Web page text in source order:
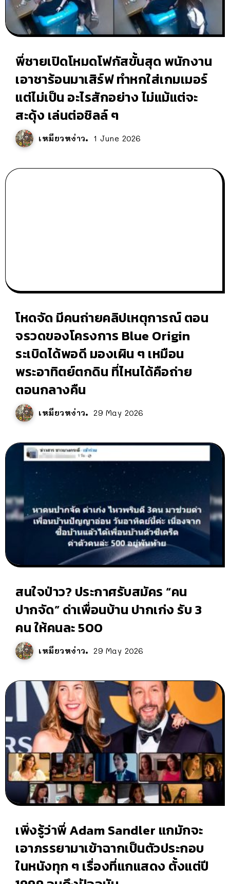
พี่ชายเปิดโหมดโฟกัสขั้นสุด พนักงาน
เอาชาร้อนมาเสิร์ฟ ทำหกใส่เกมเมอร์
แต่ไม่เป็น อะไรสักอย่าง ไม่แม้แต่จะ
สะดุ้ง เล่นต่อชิลล์ ๆ
เหมียวหง่าว 1 June 2026
โหดจัด มีคนถ่ายคลิปเหตุการณ์ ตอน
จรวดของโครงการ Blue Origin
ระเบิดได้พอดี มองเผิน ๆ เหมือน
พระอาทิตย์ตกดิน ที่ไหนได้คือถ่าย
ตอนกลางคืน
เหมียวหง่าว 29 May 2026
สนใจป่าว? ประกาศรับสมัคร “คน
ปากจัด” ด่าเพื่อนบ้าน ปากเก่ง รับ 3
คน ให้คนละ 500
เหมียวหง่าว 29 May 2026
เพิ่งรู้ว่าพี่ Adam Sandler แกมักจะ
เอาภรรยามาเข้าฉากเป็นตัวประกอบ
ในหนังทุก ๆ เรื่องที่แกแสดง ตั้งแต่ปี